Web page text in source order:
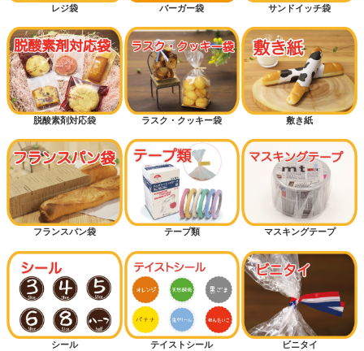
レジ袋 バーガー袋 サンドイッチ袋
脱酸素剤対応袋 ラスク・クッキー袋 敷き紙
フランスパン袋 テープ類 マスキングテープ
シール テイストシール ビニタイ